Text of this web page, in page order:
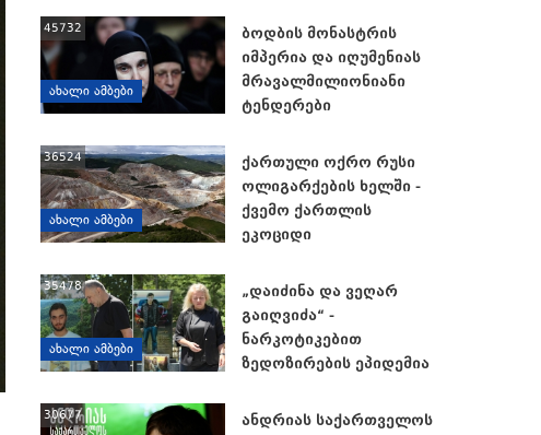
ᲐᲮᲐᲚᲘ ᲐᲛᲑᲔᲑᲘ
45732
ბოდბის მონასტრის
იმპერია და იღუმენიას
მრავალმილიონიანი
ტენდერები
ᲐᲮᲐᲚᲘ ᲐᲛᲑᲔᲑᲘ
36524
ქართული ოქრო რუსი
ოლიგარქების ხელში -
ქვემო ქართლის
ეკოციდი
ᲐᲮᲐᲚᲘ ᲐᲛᲑᲔᲑᲘ
35478
„დაიძინა და ვეღარ
გაიღვიძა“ -
ნარკოტიკებით
ზედოზირების ეპიდემია
30677
ანდრიას საქართველოს